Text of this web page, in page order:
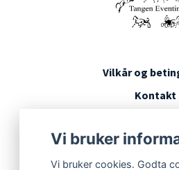
Vilkår og
Kontakt
Vi bruker
Vi bruker cookies. Godta